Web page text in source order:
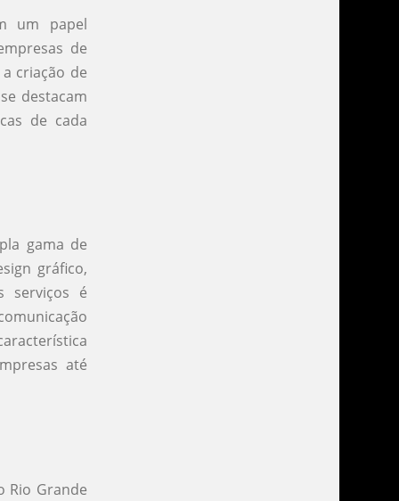
um papel
de
criação de
destacam
de cada
gama de
gráfico,
serviços é
até
Rio Grande